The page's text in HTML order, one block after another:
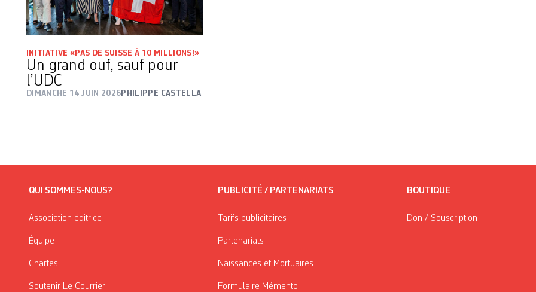
INITIATIVE «PAS DE SUISSE À 10 MILLIONS!»
Un grand ouf, sauf pour
l’UDC
DIMANCHE 14 JUIN 2026 PHILIPPE CASTELLA
QUI SOMMES-NOUS?
Association éditrice
Équipe
Chartes
Soutenir Le Courrier
PUBLICITÉ / PARTENARIATS
Tarifs publicitaires
Partenariats
Naissances et Mortuaires
Formulaire Mémento
BOUTIQUE
Don / Souscription